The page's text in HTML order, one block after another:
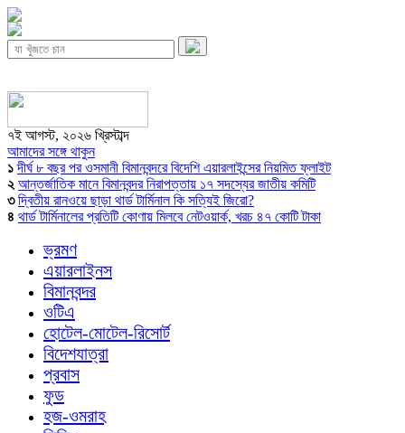
৭ই আগস্ট, ২০২৬ খ্রিস্টাব্দ
আমাদের সঙ্গে থাকুন
১ দীর্ঘ ৮ বছর পর ওসমানী বিমানবন্দরে বিদেশি এয়ারলাইন্সের নিয়মিত ফ্লাইট
২ আন্তর্জাতিক মানে বিমানবন্দর নিরাপত্তায় ১৭ সদস্যের জাতীয় কমিটি
৩ দ্বিতীয় রানওয়ে ছাড়া থার্ড টার্মিনাল কি সত্যিই জিরো?
৪ থার্ড টার্মিনালের প্রতিটি কোণায় মিলবে নেটওয়ার্ক, খরচ ৪৭ কোটি টাকা
ভ্রমণ
এয়ারলাইনস
বিমানবন্দর
ওটিএ
হোটেল-মোটেল-রিসোর্ট
বিদেশযাত্রা
প্রবাস
ফুড
হজ-ওমরাহ